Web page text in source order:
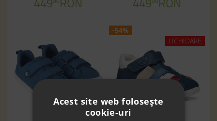
-54%
LICHIDARE
Acest site web folosește
cookie-uri